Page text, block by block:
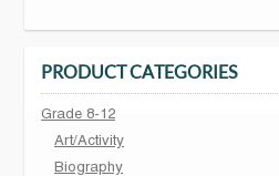
PRODUCT CATEGORIES
Grade 8-12
Art/Activity
Biography